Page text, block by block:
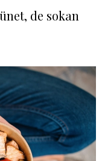
de sokan